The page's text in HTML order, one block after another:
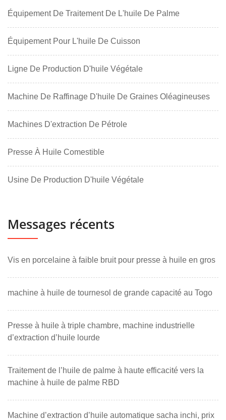
Équipement De Traitement De L'huile De Palme
Équipement Pour L'huile De Cuisson
Ligne De Production D'huile Végétale
Machine De Raffinage D'huile De Graines Oléagineuses
Machines D'extraction De Pétrole
Presse À Huile Comestible
Usine De Production D'huile Végétale
Messages récents
Vis en porcelaine à faible bruit pour presse à huile en gros
machine à huile de tournesol de grande capacité au Togo
Presse à huile à triple chambre, machine industrielle
d’extraction d’huile lourde
Traitement de l’huile de palme à haute efficacité vers la
machine à huile de palme RBD
Machine d’extraction d’huile automatique sacha inchi, prix